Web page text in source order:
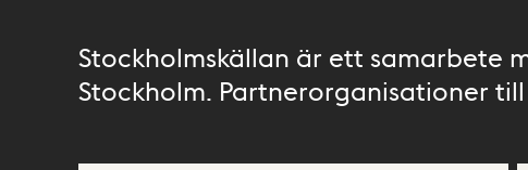
Stockholmskällan är ett samarbete
Stockholm. Partnerorganisationer